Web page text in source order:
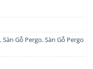
,Sàn Gỗ Pergo,Sàn Gỗ Pergo